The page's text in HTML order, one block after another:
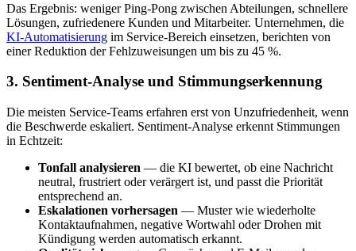
Das Ergebnis: weniger Ping-Pong zwischen Abteilungen, schnellere
Lösungen, zufriedenere Kunden und Mitarbeiter. Unternehmen, die
KI-Automatisierung im Service-Bereich einsetzen, berichten von
einer Reduktion der Fehlzuweisungen um bis zu 45 %.
3. Sentiment-Analyse und Stimmungserkennung
Die meisten Service-Teams erfahren erst von Unzufriedenheit, wenn
die Beschwerde eskaliert. Sentiment-Analyse erkennt Stimmungen
in Echtzeit:
Tonfall analysieren — die KI bewertet, ob eine Nachricht
neutral, frustriert oder verärgert ist, und passt die Priorität
entsprechend an.
Eskalationen vorhersagen — Muster wie wiederholte
Kontaktaufnahmen, negative Wortwahl oder Drohen mit
Kündigung werden automatisch erkannt.